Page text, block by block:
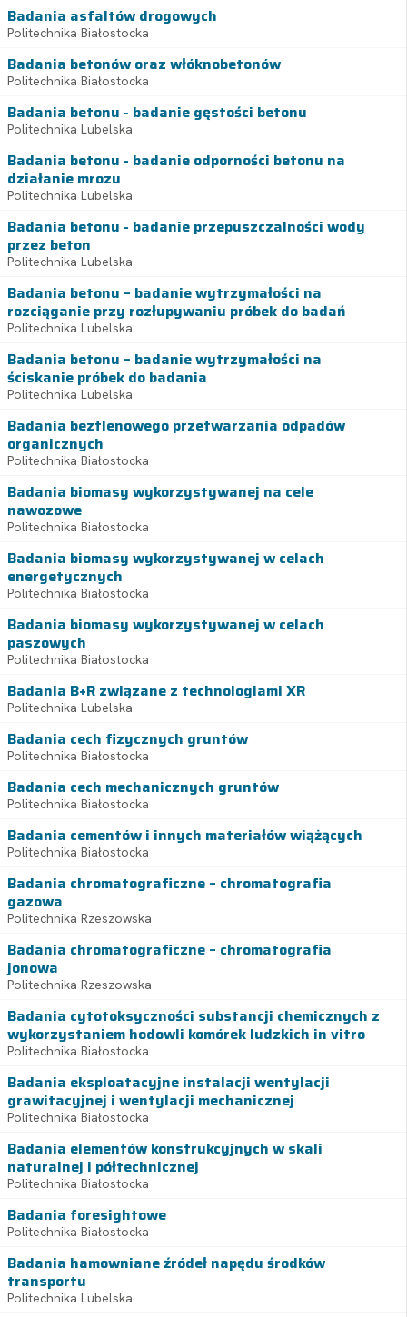
Badania asfaltów drogowych
Politechnika Białostocka
Badania betonów oraz włóknobetonów
Politechnika Białostocka
Badania betonu - badanie gęstości betonu
Politechnika Lubelska
Badania betonu - badanie odporności betonu na
działanie mrozu
Politechnika Lubelska
Badania betonu - badanie przepuszczalności wody
przez beton
Politechnika Lubelska
Badania betonu – badanie wytrzymałości na
rozciąganie przy rozłupywaniu próbek do badań
Politechnika Lubelska
Badania betonu – badanie wytrzymałości na
ściskanie próbek do badania
Politechnika Lubelska
Badania beztlenowego przetwarzania odpadów
organicznych
Politechnika Białostocka
Badania biomasy wykorzystywanej na cele
nawozowe
Politechnika Białostocka
Badania biomasy wykorzystywanej w celach
energetycznych
Politechnika Białostocka
Badania biomasy wykorzystywanej w celach
paszowych
Politechnika Białostocka
Badania B+R związane z technologiami XR
Politechnika Lubelska
Badania cech fizycznych gruntów
Politechnika Białostocka
Badania cech mechanicznych gruntów
Politechnika Białostocka
Badania cementów i innych materiałów wiążących
Politechnika Białostocka
Badania chromatograficzne – chromatografia
gazowa
Politechnika Rzeszowska
Badania chromatograficzne – chromatografia
jonowa
Politechnika Rzeszowska
Badania cytotoksyczności substancji chemicznych z
wykorzystaniem hodowli komórek ludzkich in vitro
Politechnika Białostocka
Badania eksploatacyjne instalacji wentylacji
grawitacyjnej i wentylacji mechanicznej
Politechnika Białostocka
Badania elementów konstrukcyjnych w skali
naturalnej i półtechnicznej
Politechnika Białostocka
Badania foresightowe
Politechnika Białostocka
Badania hamowniane źródeł napędu środków
transportu
Politechnika Lubelska